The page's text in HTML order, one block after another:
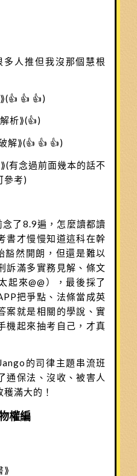
人推但我沒那個慧根
👍 👍)
析⟫(👍)
解⟫(👍 👍 👍)
有念過前面幾本的話不
參考)
了8.9遍，怎麼讀都讀
書才慢慢知道這科在幹
豁然開朗，但還是難以
訴滿多實務見解、條文
起來@@），最後採了
把爭點、法條當成英
案就是相關的學說、實
機起來抽考自己，才真
的司律主題串流班
通保法、沒收、被害人
滿大的！
權編
⟫